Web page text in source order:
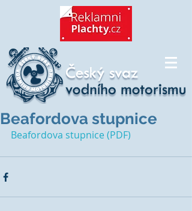
Beafordova stupnice
Beafordova stupnice (PDF)